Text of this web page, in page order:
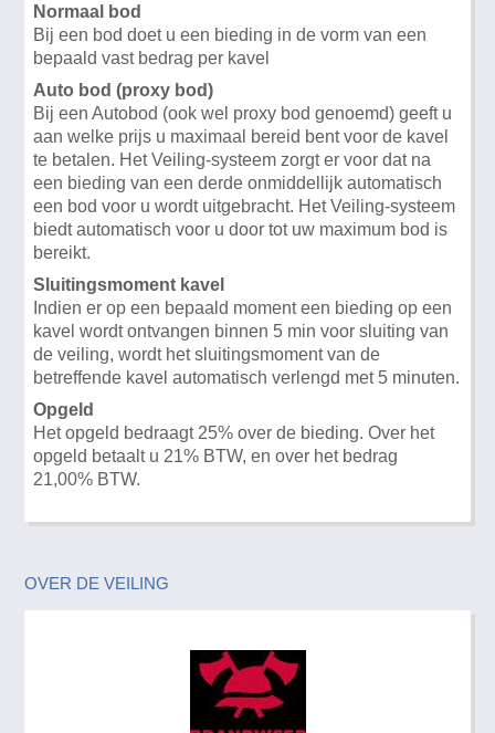
Normaal bod
Bij een bod doet u een bieding in de vorm van een
bepaald vast bedrag per kavel
Auto bod (proxy bod)
Bij een Autobod (ook wel proxy bod genoemd) geeft u
aan welke prijs u maximaal bereid bent voor de kavel
te betalen. Het Veiling-systeem zorgt er voor dat na
een bieding van een derde onmiddellijk automatisch
een bod voor u wordt uitgebracht. Het Veiling-systeem
biedt automatisch voor u door tot uw maximum bod is
bereikt.
Sluitingsmoment kavel
Indien er op een bepaald moment een bieding op een
kavel wordt ontvangen binnen 5 min voor sluiting van
de veiling, wordt het sluitingsmoment van de
betreffende kavel automatisch verlengd met 5 minuten.
Opgeld
Het opgeld bedraagt 25% over de bieding. Over het
opgeld betaalt u 21% BTW, en over het bedrag
21,00% BTW.
OVER DE VEILING